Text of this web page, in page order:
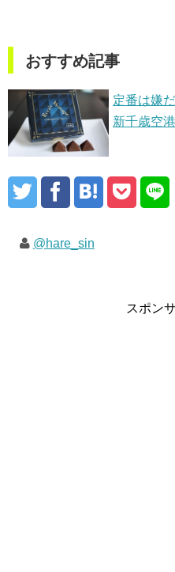
おすすめ記事
定番は嫌
新千歳空
@hare_sin
スポン